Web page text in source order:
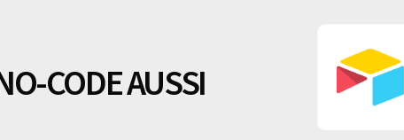
CODE AUSSI